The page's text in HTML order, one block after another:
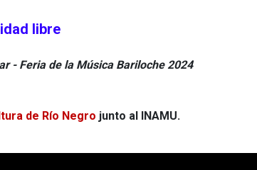
libre
- Feria de la Música Bariloche 2024
de Río Negro junto al INAMU.